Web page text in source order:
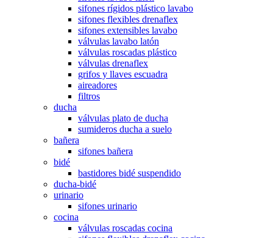
sifones rígidos plástico lavabo
sifones flexibles drenaflex
sifones extensibles lavabo
válvulas lavabo latón
válvulas roscadas plástico
válvulas drenaflex
grifos y llaves escuadra
aireadores
filtros
ducha
válvulas plato de ducha
sumideros ducha a suelo
bañera
sifones bañera
bidé
bastidores bidé suspendido
ducha-bidé
urinario
sifones urinario
cocina
válvulas roscadas cocina